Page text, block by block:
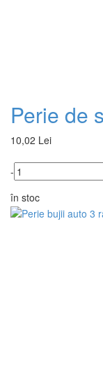
Perie de
10,02 Lei
-
în stoc